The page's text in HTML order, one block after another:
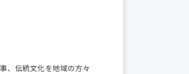
、伝統文化を地域の方々